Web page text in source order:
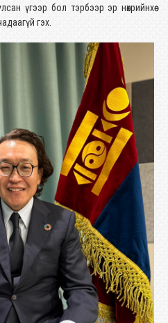
үгээр бол тэрбээр эр нөхрийнхөө
гэх.